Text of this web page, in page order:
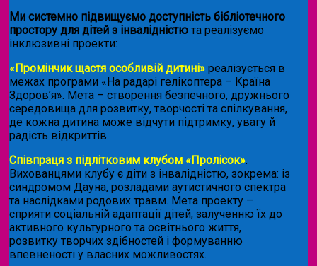
Ми системно підвищуємо доступність бібліотечного
простору для дітей з інвалідністю та реалізуємо
інклюзивні проекти:
«Промінчик щастя особливій дитині» реалізується в
межах програми «На радарі гелікоптера – Країна
Здоров’я». Мета – створення безпечного, дружнього
середовища для розвитку, творчості та спілкування,
де кожна дитина може відчути підтримку, увагу й
радість відкриттів.
Співпраця з підлітковим клубом «Пролісок».
Вихованцями клубу є діти з інвалідністю, зокрема: із
синдромом Дауна, розладами аутистичного спектра
та наслідками родових травм. Мета проекту –
сприяти соціальній адаптації дітей, залученню їх до
активного культурного та освітнього життя,
розвитку творчих здібностей і формуванню
впевненості у власних можливостях.